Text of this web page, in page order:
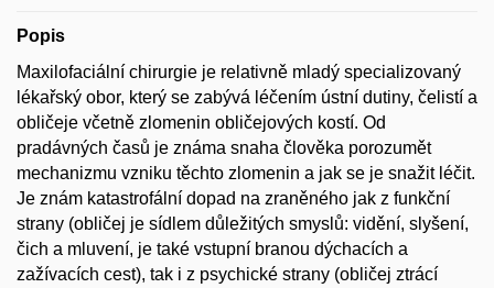
Popis
Maxilofaciální chirurgie je relativně mladý specializovaný
lékařský obor, který se zabývá léčením ústní dutiny, čelistí a
obličeje včetně zlomenin obličejových kostí. Od
pradávných časů je známa snaha člověka porozumět
mechanizmu vzniku těchto zlomenin a jak se je snažit léčit.
Je znám katastrofální dopad na zraněného jak z funkční
strany (obličej je sídlem důležitých smyslů: vidění, slyšení,
čich a mluvení, je také vstupní branou dýchacích a
zažívacích cest), tak i z psychické strany (obličej ztrácí